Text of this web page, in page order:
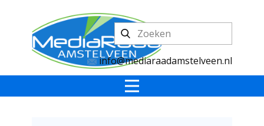
info@mediaraadamstelveen.nl